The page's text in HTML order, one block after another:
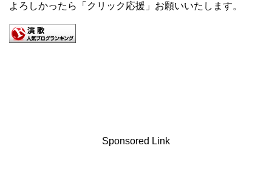
よろしかったら「クリック応援」お願いいたします。
Sponsored Link